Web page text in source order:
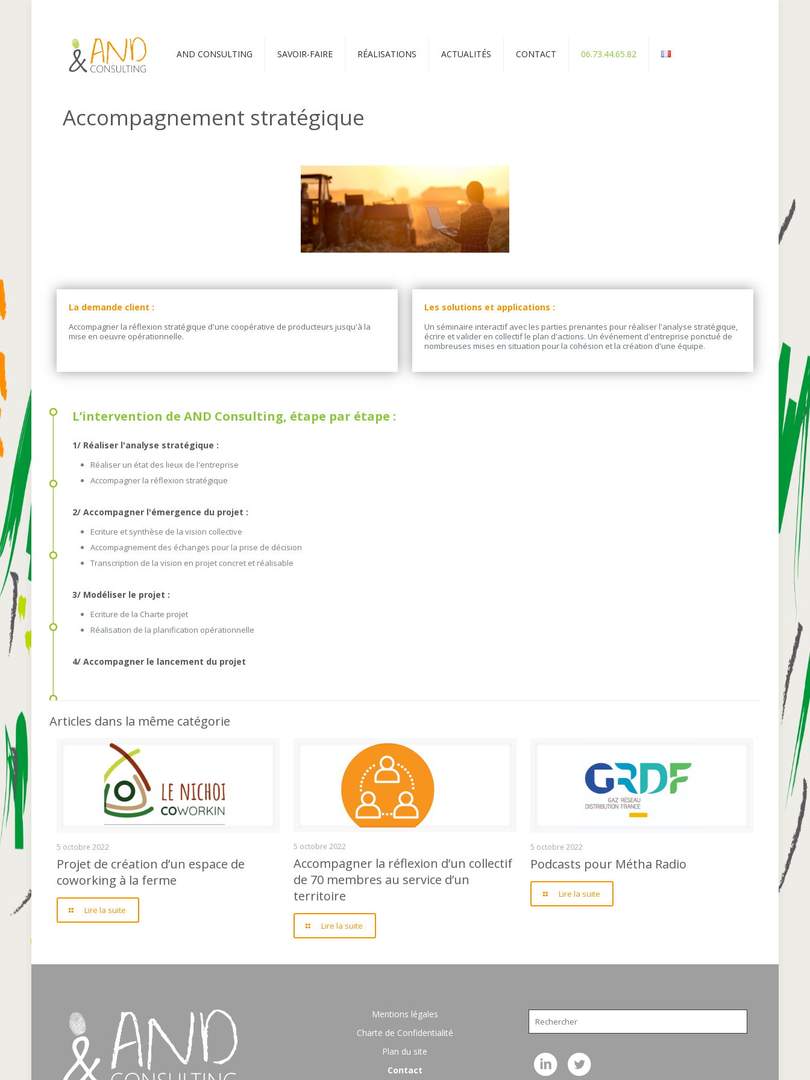
AND CONSULTING SAVOIR-FAIRE RÉALISATIONS ACTUALITÉS CONTACT 06.73.44.65.82
Accompagnement stratégique
La demande client :
Accompagner la réflexion stratégique d'une coopérative de producteurs jusqu'à la
mise en oeuvre opérationnelle.
Les solutions et applications :
Un séminaire interactif avec les parties prenantes pour réaliser l'analyse stratégique,
écrire et valider en collectif le plan d'actions. Un événement d'entreprise ponctué de
nombreuses mises en situation pour la cohésion et la création d'une équipe.
L’intervention de AND Consulting, étape par étape :
1/ Réaliser l'analyse stratégique :
Réaliser un état des lieux de l'entreprise
Accompagner la réflexion stratégique
2/ Accompagner l'émergence du projet :
Ecriture et synthèse de la vision collective
Accompagnement des échanges pour la prise de décision
Transcription de la vision en projet concret et réalisable
3/ Modéliser le projet :
Ecriture de la Charte projet
Réalisation de la planification opérationnelle
4/ Accompagner le lancement du projet
Articles dans la même catégorie
Projet de création d’un espace de coworking à la
ferme
5 octobre 2022
Projet de création d’un espace de
coworking à la ferme
Lire la suite
Accompagner la réflexion d’un collectif de 70
membres au service d’un territoire
5 octobre 2022
Accompagner la réflexion d’un collectif
de 70 membres au service d’un
territoire
Lire la suite
5 octobre 2022
Podcasts pour Métha Radio
Lire la suite
Mentions légales
Charte de Confidentialité
Plan du site
Contact